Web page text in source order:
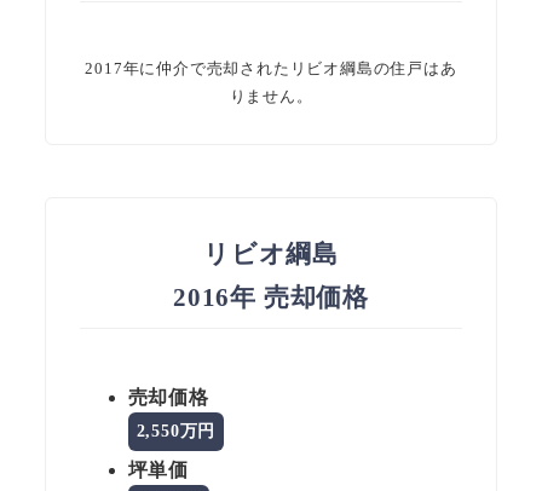
2017年に仲介で売却されたリビオ綱島の住戸はあ
りません。
リビオ綱島
2016年 売却価格
売却価格
2,550万円
坪単価